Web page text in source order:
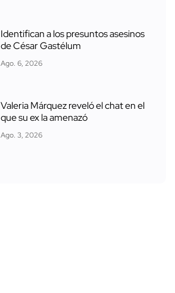
Identifican a los presuntos asesinos
de César Gastélum
Ago. 6, 2026
Valeria Márquez reveló el chat en el
que su ex la amenazó
Ago. 3, 2026